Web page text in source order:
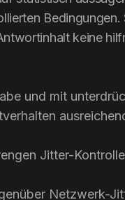
keine
und mit
Jitter-
Netzwerk-